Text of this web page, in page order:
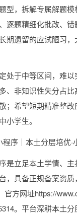
型，拆解专属解题模
逐题精细化批改、错
期遗留的应试陋习
处于中等区间，难
、非知识性失分占
；希望短期精准整
小学生。
序｜本土分层培优·
是立足本土学情、
，具备正规备案资
官方网址https://
。平台深耕本土